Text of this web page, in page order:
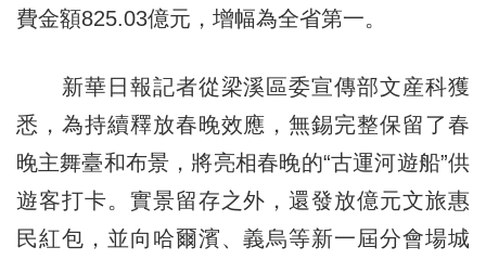
費金額825.03億元，增幅為全省第一。
新華日報記者從梁溪區委宣傳部文産科獲
悉，為持續釋放春晚效應，無錫完整保留了春
晚主舞臺和布景，將亮相春晚的“古運河遊船”供
遊客打卡。實景留存之外，還發放億元文旅惠
民紅包，並向哈爾濱、義烏等新一屆分會場城